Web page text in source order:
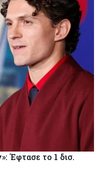
Έφτασε το 1 δισ.